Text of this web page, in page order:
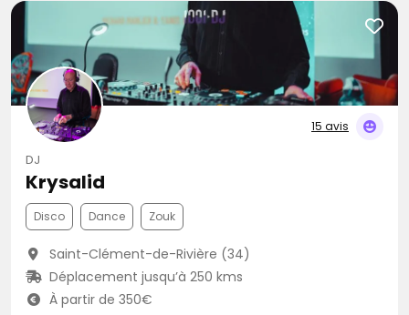
15 avis
DJ
Krysalid
Disco Dance Zouk
Saint-Clément-de-Rivière (34)
Déplacement jusqu’à 250 kms
À partir de 350€